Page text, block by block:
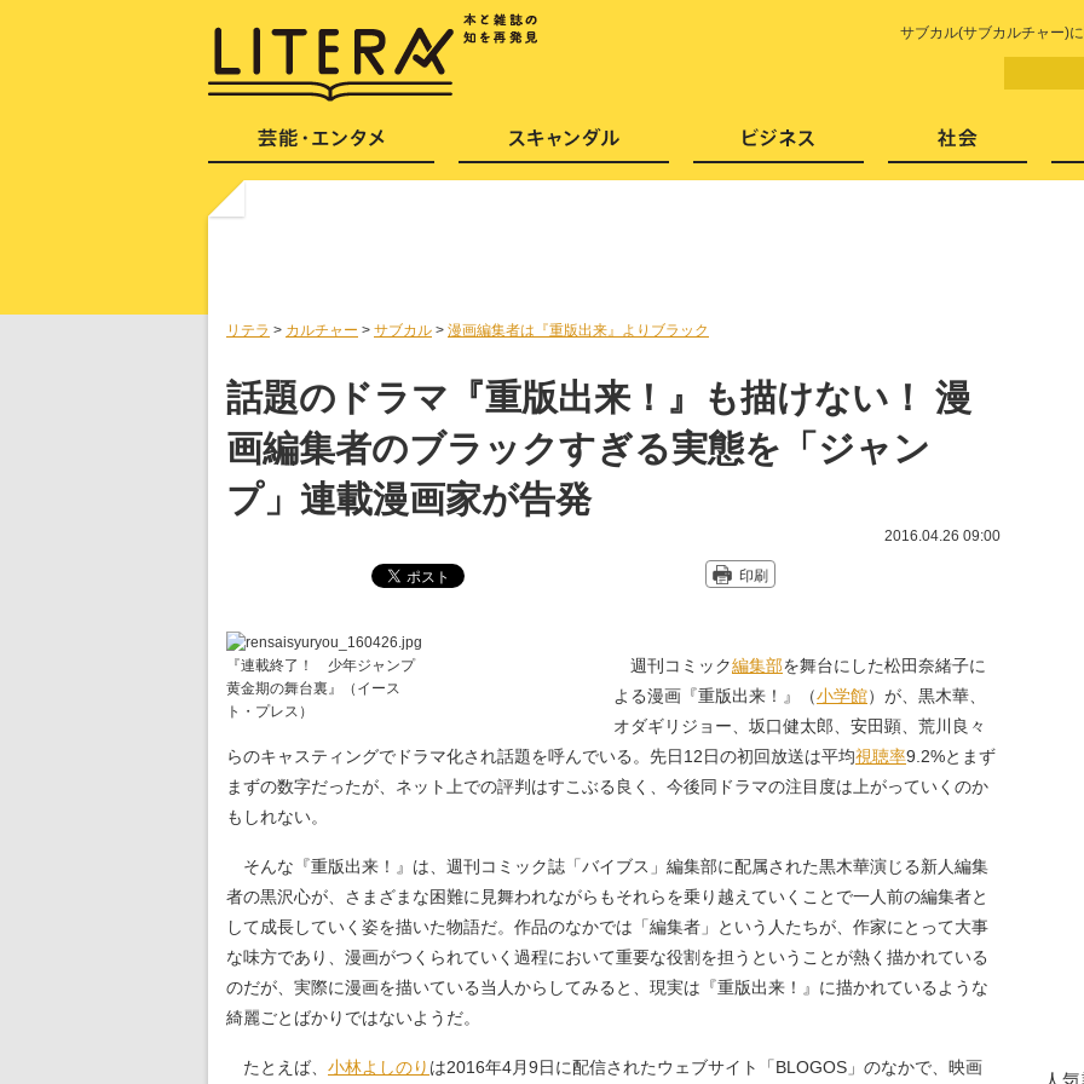
サブカル(サブカルチャー)
リテラ > カルチャー > サブカル > 漫画編集者は『重版出来』よりブラック
話題のドラマ『重版出来！』も描けない！ 漫
画編集者のブラックすぎる実態を「ジャン
プ」連載漫画家が告発
2016.04.26 09:00
印刷
『連載終了！　少年ジャンプ
黄金期の舞台裏』（イース
ト・プレス）
週刊コミック編集部を舞台にした松田奈緒子に
よる漫画『重版出来！』（小学館）が、黒木華、
オダギリジョー、坂口健太郎、安田顕、荒川良々
らのキャスティングでドラマ化され話題を呼んでいる。先日12日の初回放送は平均視聴率9.2%とまず
まずの数字だったが、ネット上での評判はすこぶる良く、今後同ドラマの注目度は上がっていくのか
もしれない。
そんな『重版出来！』は、週刊コミック誌「バイブス」編集部に配属された黒木華演じる新人編集
者の黒沢心が、さまざまな困難に見舞われながらもそれらを乗り越えていくことで一人前の編集者と
して成長していく姿を描いた物語だ。作品のなかでは「編集者」という人たちが、作家にとって大事
な味方であり、漫画がつくられていく過程において重要な役割を担うということが熱く描かれている
のだが、実際に漫画を描いている当人からしてみると、現実は『重版出来！』に描かれているような
綺麗ごとばかりではないようだ。
たとえば、 小林よしのり は2016年4月9日に配信されたウェブサイト「BLOGOS」のなかで、映画
芸能・エンタメ スキャンダル